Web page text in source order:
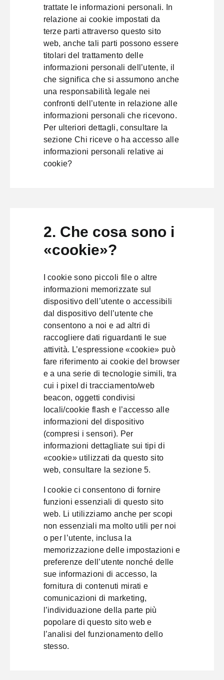
trattate le informazioni personali. In
relazione ai cookie impostati da
terze parti attraverso questo sito
web, anche tali parti possono essere
titolari del trattamento delle
informazioni personali dell’utente, il
che significa che si assumono anche
una responsabilità legale nei
confronti dell’utente in relazione alle
informazioni personali che ricevono.
Per ulteriori dettagli, consultare la
sezioneChi riceve o ha accesso alle
informazioni personali relative ai
cookie?
2. Che cosa sono i
«cookie»?
I cookie sono piccoli file o altre
informazioni memorizzate sul
dispositivo dell’utente o accessibili
dal dispositivo dell’utente che
consentono a noi e ad altri di
raccogliere dati riguardanti le sue
attività. L’espressione «cookie» può
fare riferimento ai cookie del browser
e a una serie di tecnologie simili, tra
cui i pixel di tracciamento/web
beacon, oggetti condivisi
locali/cookie flash e l’accesso alle
informazioni del dispositivo
(compresi i sensori). Per
informazioni dettagliate sui tipi di
«cookie» utilizzati da questo sito
web, consultare la sezione 5.
I cookie ci consentono di fornire
funzioni essenziali di questo sito
web. Li utilizziamo anche per scopi
non essenziali ma molto utili per noi
o per l’utente, inclusa la
memorizzazione delle impostazioni e
preferenze dell’utente nonché delle
sue informazioni di accesso, la
fornitura di contenuti mirati e
comunicazioni di marketing,
l’individuazione della parte più
popolare di questo sito web e
l’analisi del funzionamento dello
stesso.